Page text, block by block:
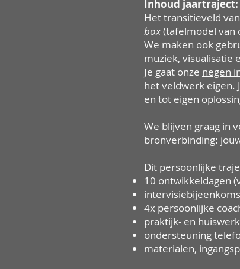
Inhoud jaartraject:
Het transitieveld
box(tafelmodel van
We maken ook
muziek, visualisatie
Je gaat onze negen
het veldwerk eigen.
en tot eigen
We blijven graag in
bronverbinding:
Dit persoonlijke
10 ontwikkeldagen
4x persoonlijke
praktijk- en
ondersteuning
materialen,